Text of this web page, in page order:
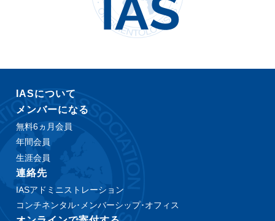
IASについて
メンバーになる
無料6ヵ月会員
年間会員
生涯会員
連絡先
IASアドミニストレーション
コンチネンタル･メンバーシップ･オフィス